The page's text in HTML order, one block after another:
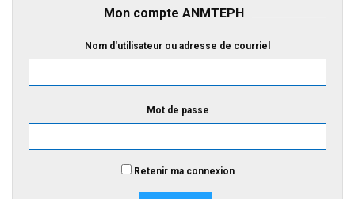
Mon compte ANMTEPH
Nom d'utilisateur ou adresse de courriel
Mot de passe
Retenir ma connexion